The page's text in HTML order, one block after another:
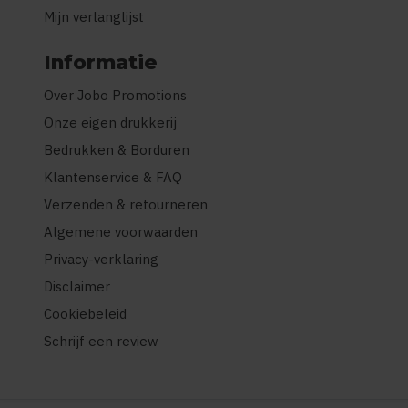
Mijn verlanglijst
Informatie
Over Jobo Promotions
Onze eigen drukkerij
Bedrukken & Borduren
Klantenservice & FAQ
Verzenden & retourneren
Algemene voorwaarden
Privacy-verklaring
Disclaimer
Cookiebeleid
Schrijf een review